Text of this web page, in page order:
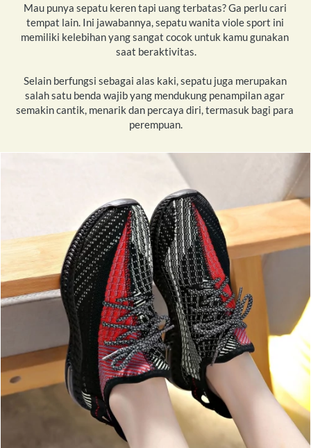
Mau punya sepatu keren tapi uang terbatas? Ga perlu cari
tempat lain. Ini jawabannya, sepatu wanita viole sport ini
memiliki kelebihan yang sangat cocok untuk kamu gunakan
saat beraktivitas.
Selain berfungsi sebagai alas kaki, sepatu juga merupakan
salah satu benda wajib yang mendukung penampilan agar
semakin cantik, menarik dan percaya diri, termasuk bagi para
perempuan.